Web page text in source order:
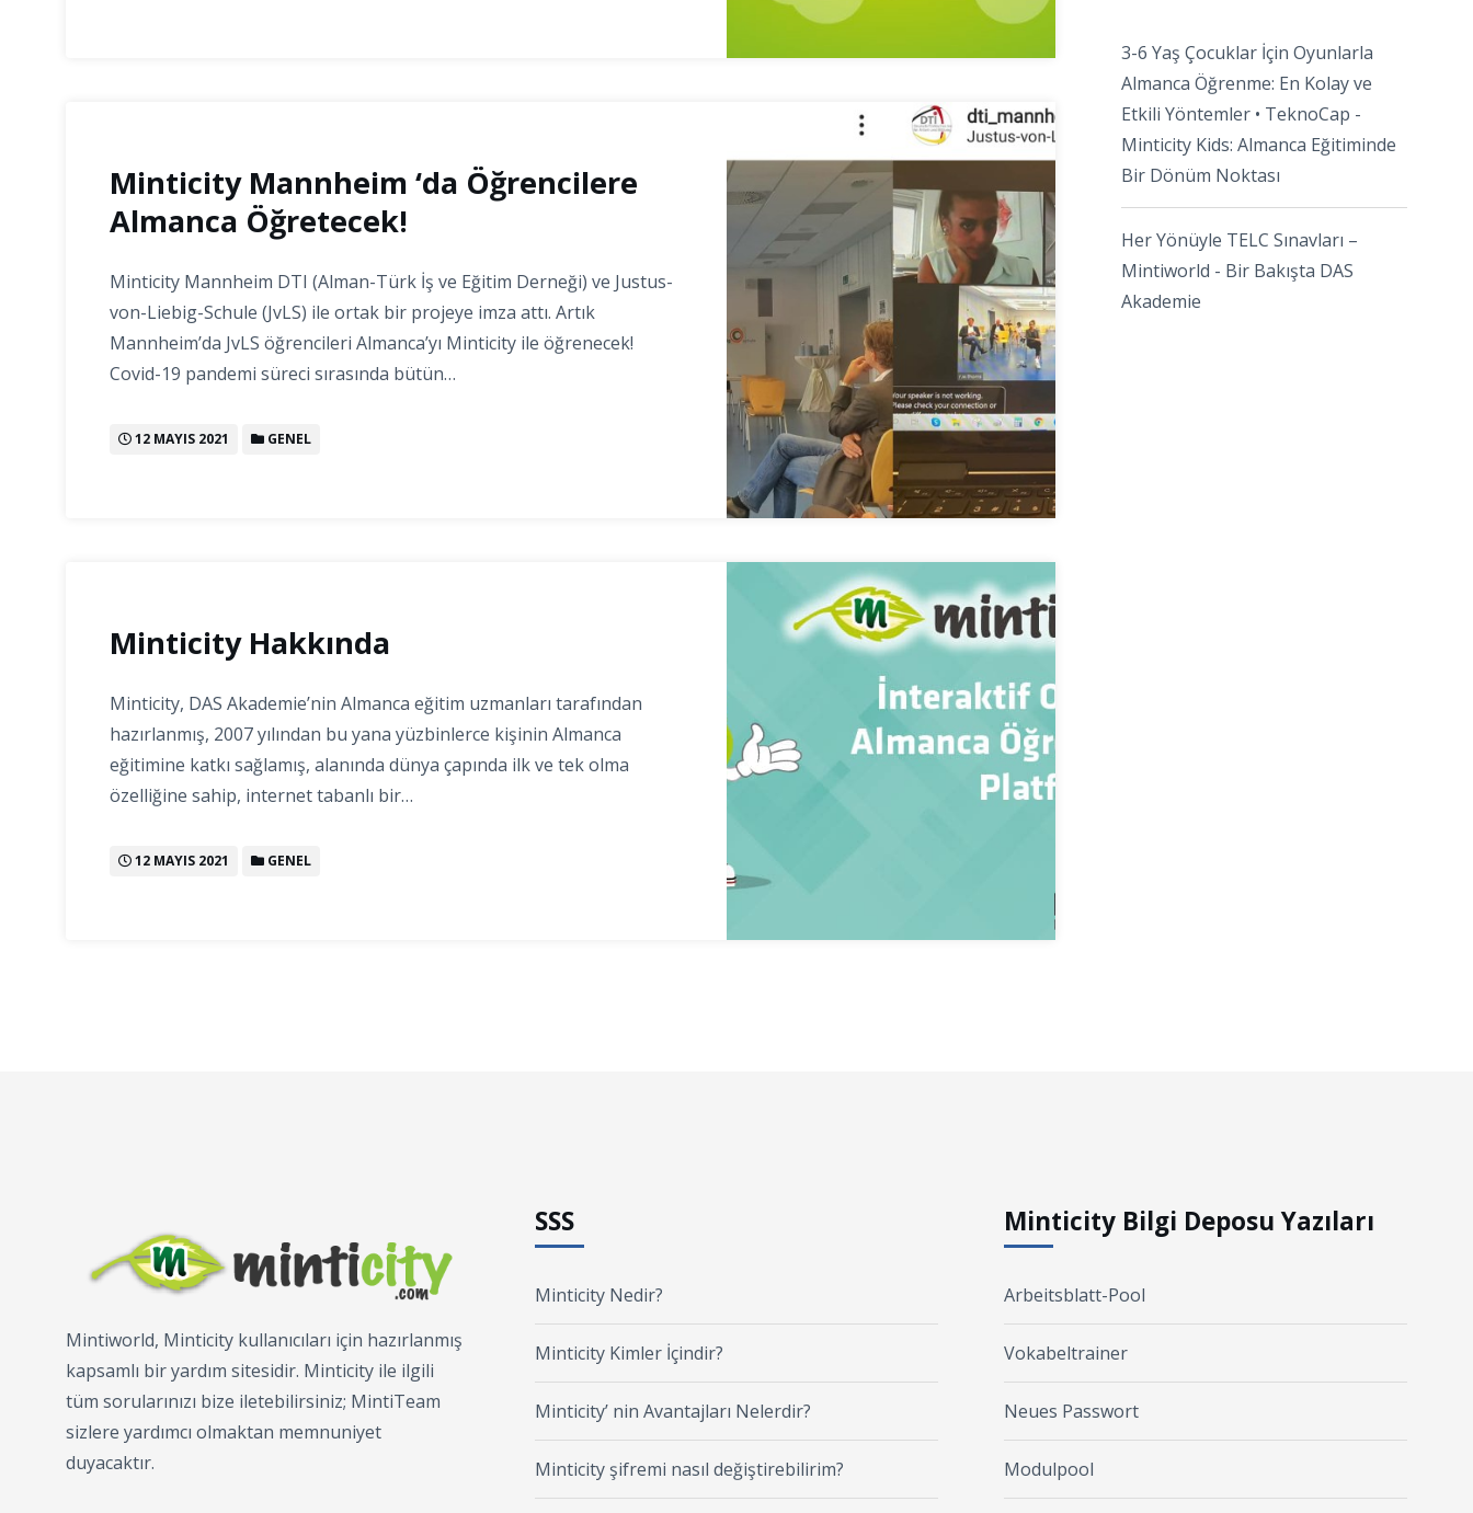
Minticity Mannheim ‘da Öğrencilere
Almanca Öğretecek!
Minticity Mannheim DTI (Alman-Türk İş ve Eğitim Derneği) ve Justus-
von-Liebig-Schule (JvLS) ile ortak bir projeye imza attı. Artık
Mannheim’da JvLS öğrencileri Almanca’yı Minticity ile öğrenecek!
Covid-19 pandemi süreci sırasında bütün…
12 MAYIS 2021 GENEL
Minticity Hakkında
Minticity, DAS Akademie’nin Almanca eğitim uzmanları tarafından
hazırlanmış, 2007 yılından bu yana yüzbinlerce kişinin Almanca
eğitimine katkı sağlamış, alanında dünya çapında ilk ve tek olma
özelliğine sahip, internet tabanlı bir…
12 MAYIS 2021 GENEL
3-6 Yaş Çocuklar İçin Oyunlarla
Almanca Öğrenme: En Kolay ve
Etkili Yöntemler • TeknoCap -
Minticity Kids: Almanca Eğitiminde
Bir Dönüm Noktası
Her Yönüyle TELC Sınavları –
Mintiworld - Bir Bakışta DAS
Akademie
Mintiworld, Minticity kullanıcıları için hazırlanmış
kapsamlı bir yardım sitesidir. Minticity ile ilgili
tüm sorularınızı bize iletebilirsiniz; MintiTeam
sizlere yardımcı olmaktan memnuniyet
duyacaktır.
SSS
Minticity Nedir?
Minticity Kimler İçindir?
Minticity’ nin Avantajları Nelerdir?
Minticity şifremi nasıl değiştirebilirim?
Minticity Bilgi Deposu Yazıları
Arbeitsblatt-Pool
Vokabeltrainer
Neues Passwort
Modulpool